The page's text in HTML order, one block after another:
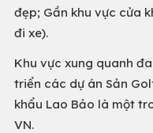
đẹp; Gần khu vực cửa
đi xe).
Khu vực xung quanh
triển các dự án Sản
khẩu Lao Bảo là một
VN.